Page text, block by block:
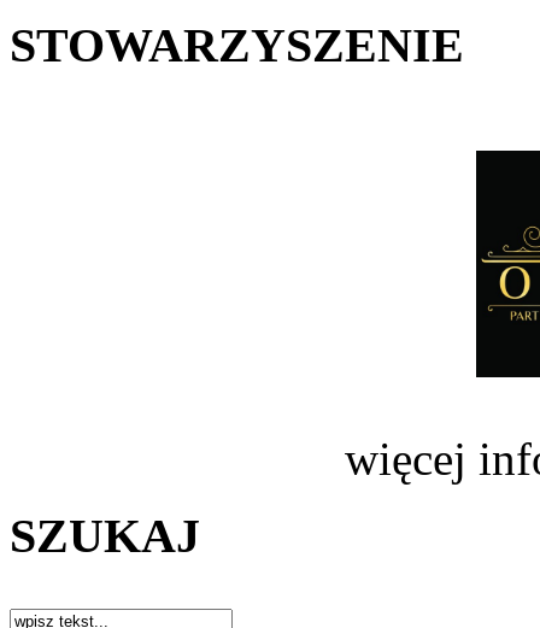
STOWARZYSZENIE
więcej
SZUKAJ